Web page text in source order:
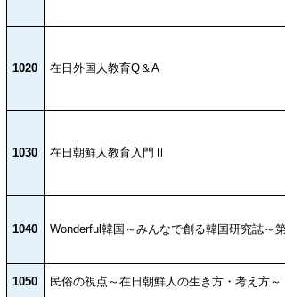
1020 在日外国人教育Q＆A
1030 在日朝鮮人教育入門Ⅱ
1040 Wonderful韓国～みんなで創る韓国研究誌～第1
1050 民俗の視点～在日朝鮮人の生き方・考え方～